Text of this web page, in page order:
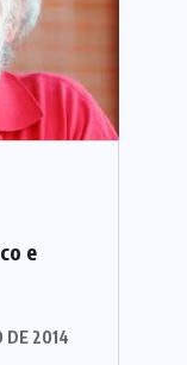
e
DE 2014